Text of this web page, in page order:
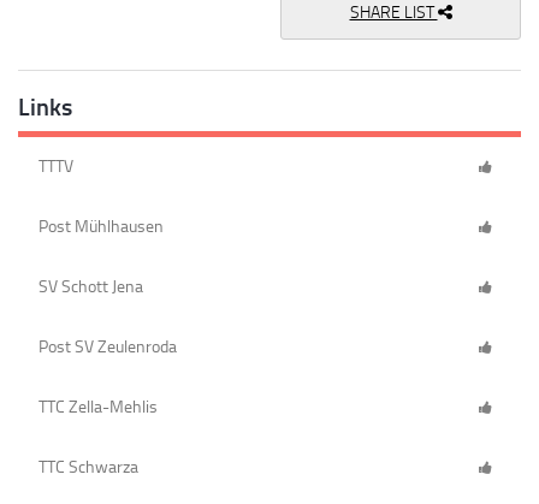
SHARE LIST
Links
TTTV
Post Mühlhausen
SV Schott Jena
Post SV Zeulenroda
TTC Zella-Mehlis
TTC Schwarza